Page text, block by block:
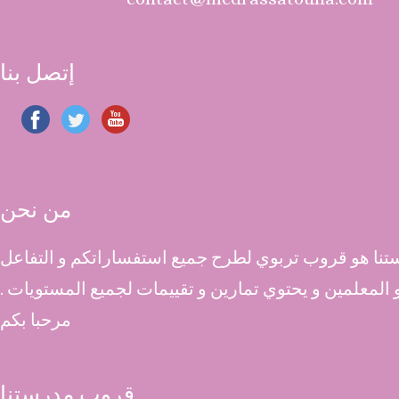
إتصل بنا
من نحن
هو قروب تربوي لطرح جميع استفساراتكم و التفاعل
و المعلمين و يحتوي تمارين و تقييمات لجميع المستويات .
مرحبا بكم
قروب مدرستنا